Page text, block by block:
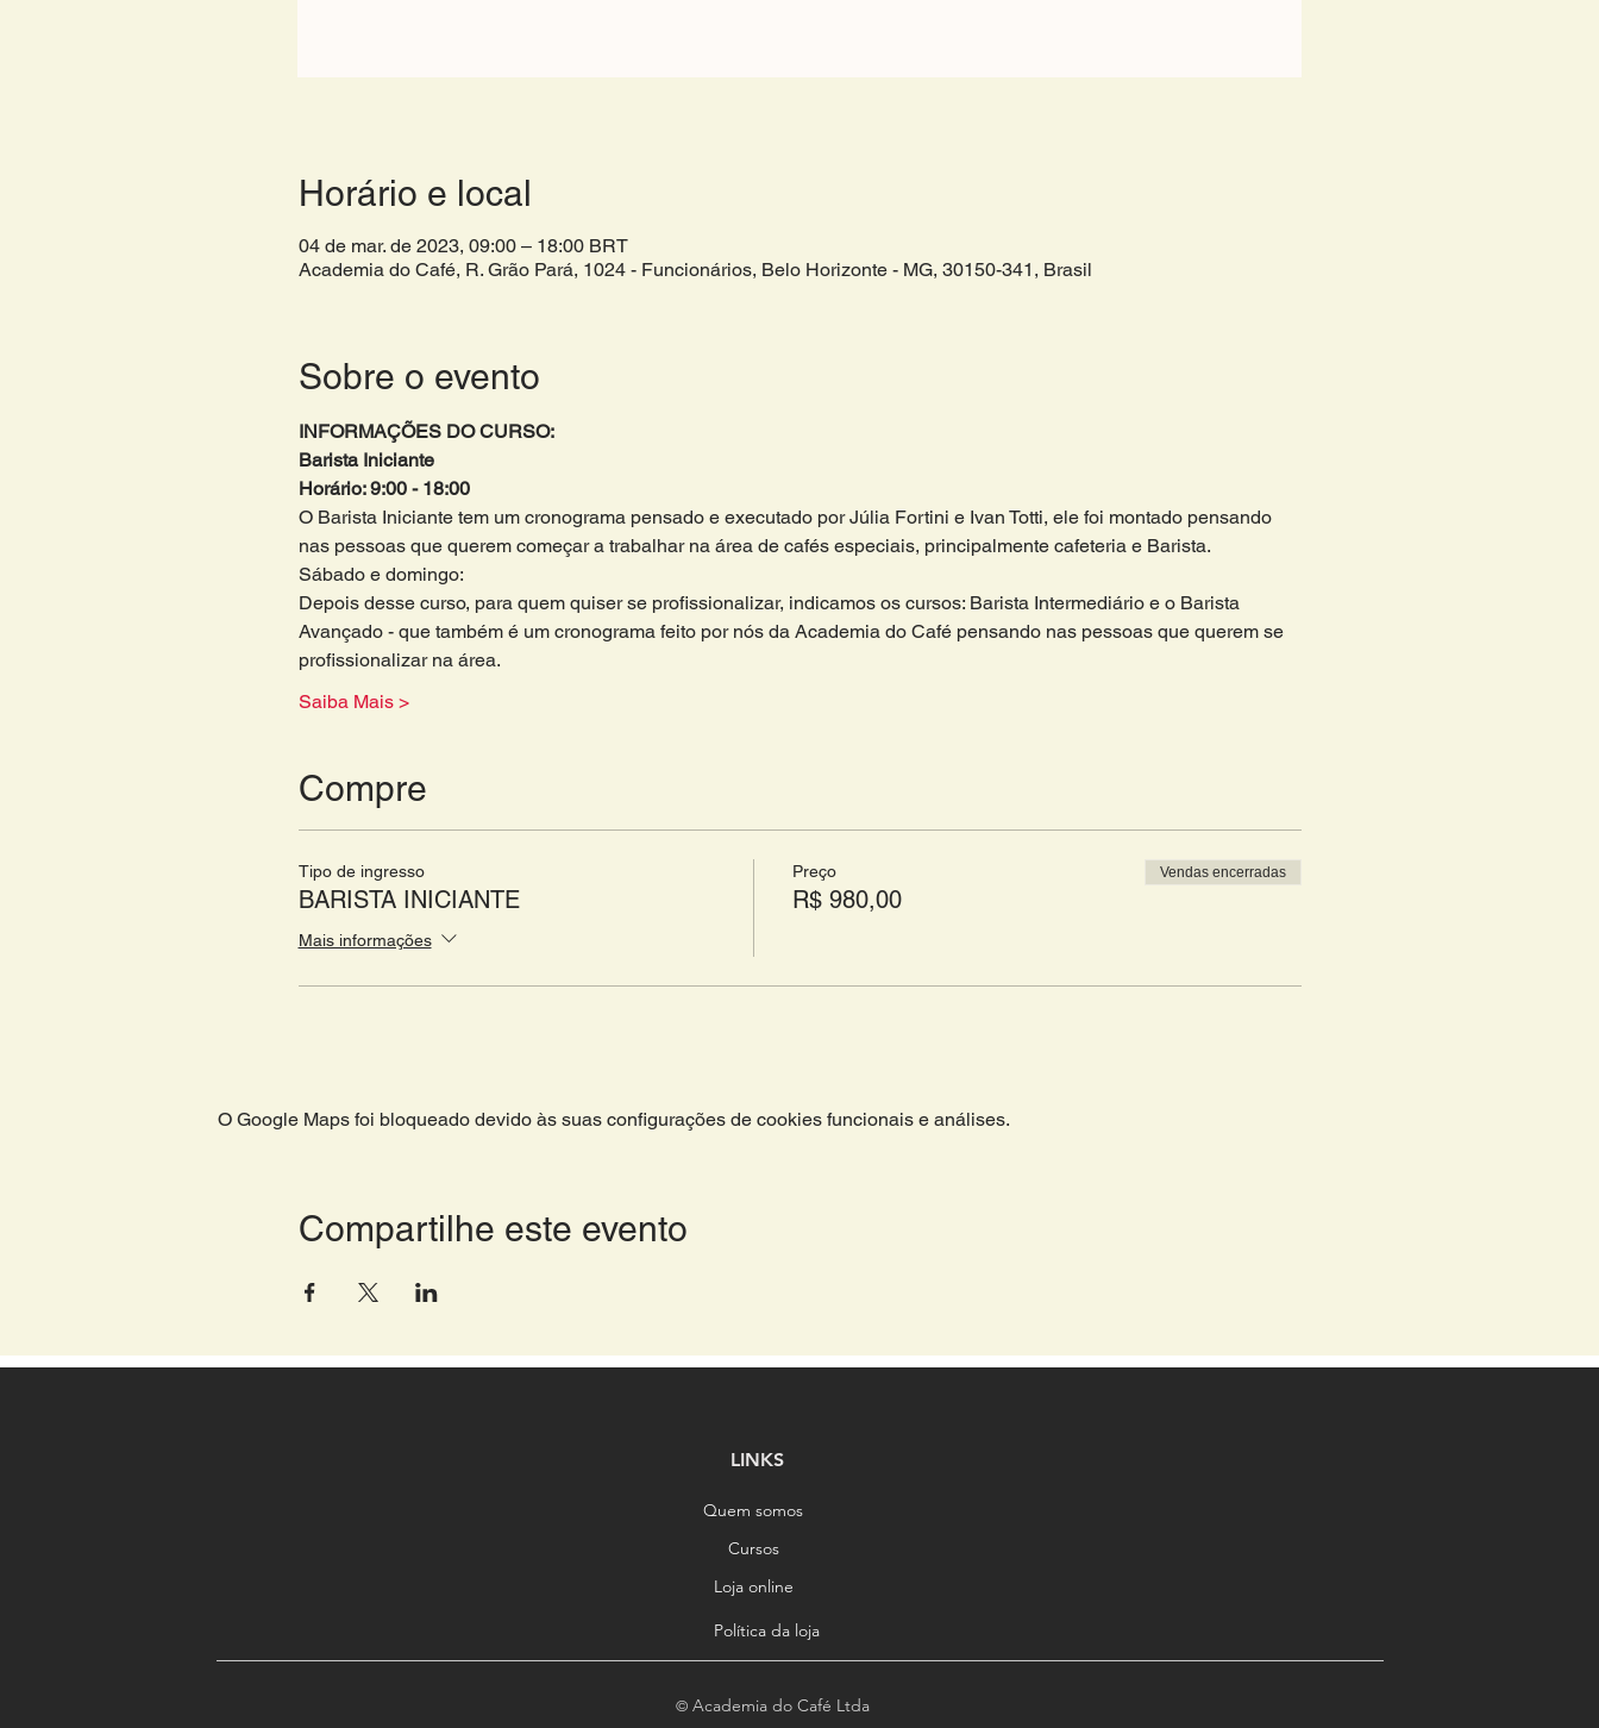
Horário e local
04 de mar. de 2023, 09:00 – 18:00 BRT
Academia do Café, R. Grão Pará, 1024 - Funcionários, Belo Horizonte - MG, 30150-341, Brasil
Sobre o evento
INFORMAÇÕES DO CURSO:
Barista Iniciante
Horário: 9:00 - 18:00
O Barista Iniciante tem um cronograma pensado e executado por Júlia Fortini e Ivan Totti, ele foi montado pensando
nas pessoas que querem começar a trabalhar na área de cafés especiais, principalmente cafeteria e Barista.
Sábado e domingo:
Depois desse curso, para quem quiser se profissionalizar, indicamos os cursos: Barista Intermediário e o Barista
Avançado - que também é um cronograma feito por nós da Academia do Café pensando nas pessoas que querem se
profissionalizar na área.
Saiba Mais >
Compre
Tipo de ingresso
BARISTA INICIANTE
Mais informações
Preço
R$ 980,00
Vendas encerradas
O Google Maps foi bloqueado devido às suas configurações de cookies funcionais e análises.
Compartilhe este evento
LINKS
Quem somos
Cursos
Loja online
Política da loja
© Academia do Café Ltda